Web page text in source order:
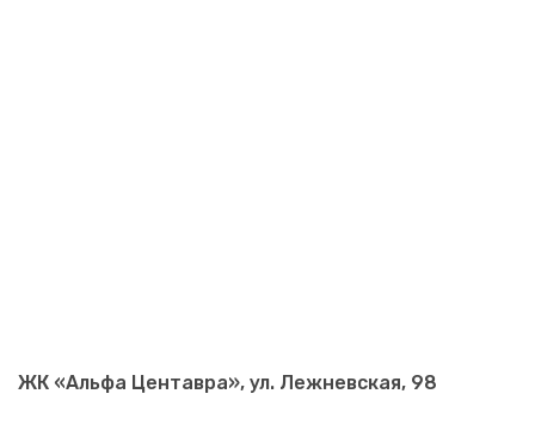
ЖК «Альфа Центавра», ул. Лежневская, 98